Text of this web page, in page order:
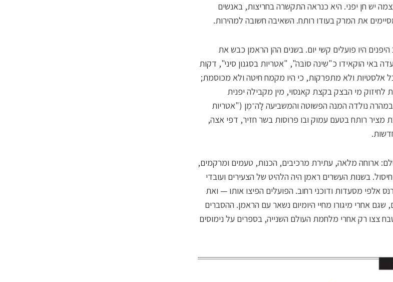
יש חן יפני. היא כנראה התקשרה בחריצות, באנשים
את המרק בעודו רותח. השאיבה חשובה למהירות.
המאה ה־20 רוב היפנים היו פועלים קשי יום. בשנים ההן הראמן כבש את
באי הוקאידו כ"שִינה סוֹבּה", "אטריות בסגנון סיני", דקות
אלסטיות ולא מתפרקות, כי היו מקמח חיטה ולא מכוסמת;
לחיזוק מי הבצק בקצת קאנסוּי, מין מקבילה יפנית
נולדה המנה הפשוטה והמשביעה לָה־מֶן ("אטריות
מציר רותח בטעם עמוק ובו פרוסות בשר חזיר, דפי אצה,
ארוחה מלאה, עתירת מרכיבים, הכנות, טעמים ומרקמים,
בשנות העשרים ראמן היה הלהיט של הצעירים ועובדי
אלפי מסעדות ודוכני רחוב. הפועלים הפיצו אותו — ואת
אחרי מיגורו מחיי היומיום נשאר עם הראמן. ההסברים
צצו רק אחרי מלחמת העולם השנייה, בספרים על נימוסים